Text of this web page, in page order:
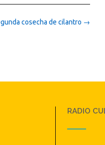
cosecha de cilantro →
RADIO